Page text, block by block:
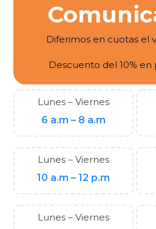
Diferimos en cuotas el
Descuento del 10%
Lunes – Viernes
6 a.m – 8 a.m
Lunes – Viernes
10 a.m – 12 p.m
Lunes – Viernes